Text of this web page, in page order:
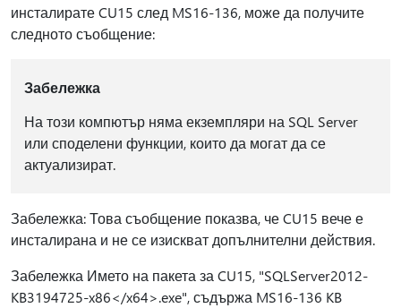
инсталирате CU15 след MS16-136, може да получите
следното съобщение:
Забележка
На този компютър няма екземпляри на SQL Server
или споделени функции, които да могат да се
актуализират.
Забележка: Това съобщение показва, че CU15 вече е
инсталирана и не се изискват допълнителни действия.
Забележка Името на пакета за CU15, "SQLServer2012-
KB3194725-x86</x64>.exe", съдържа MS16-136 KB